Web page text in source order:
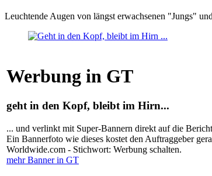
Leuchtende Augen von längst erwachsenen "Jungs"
Werbung in GT
geht in den Kopf, bleibt im Hirn...
... und verlinkt mit Super-Bannern direkt auf die
Ein Bannerfoto wie dieses kostet den Auftraggeber
Worldwide.com - Stichwort: Werbung schalten.
mehr Banner in GT